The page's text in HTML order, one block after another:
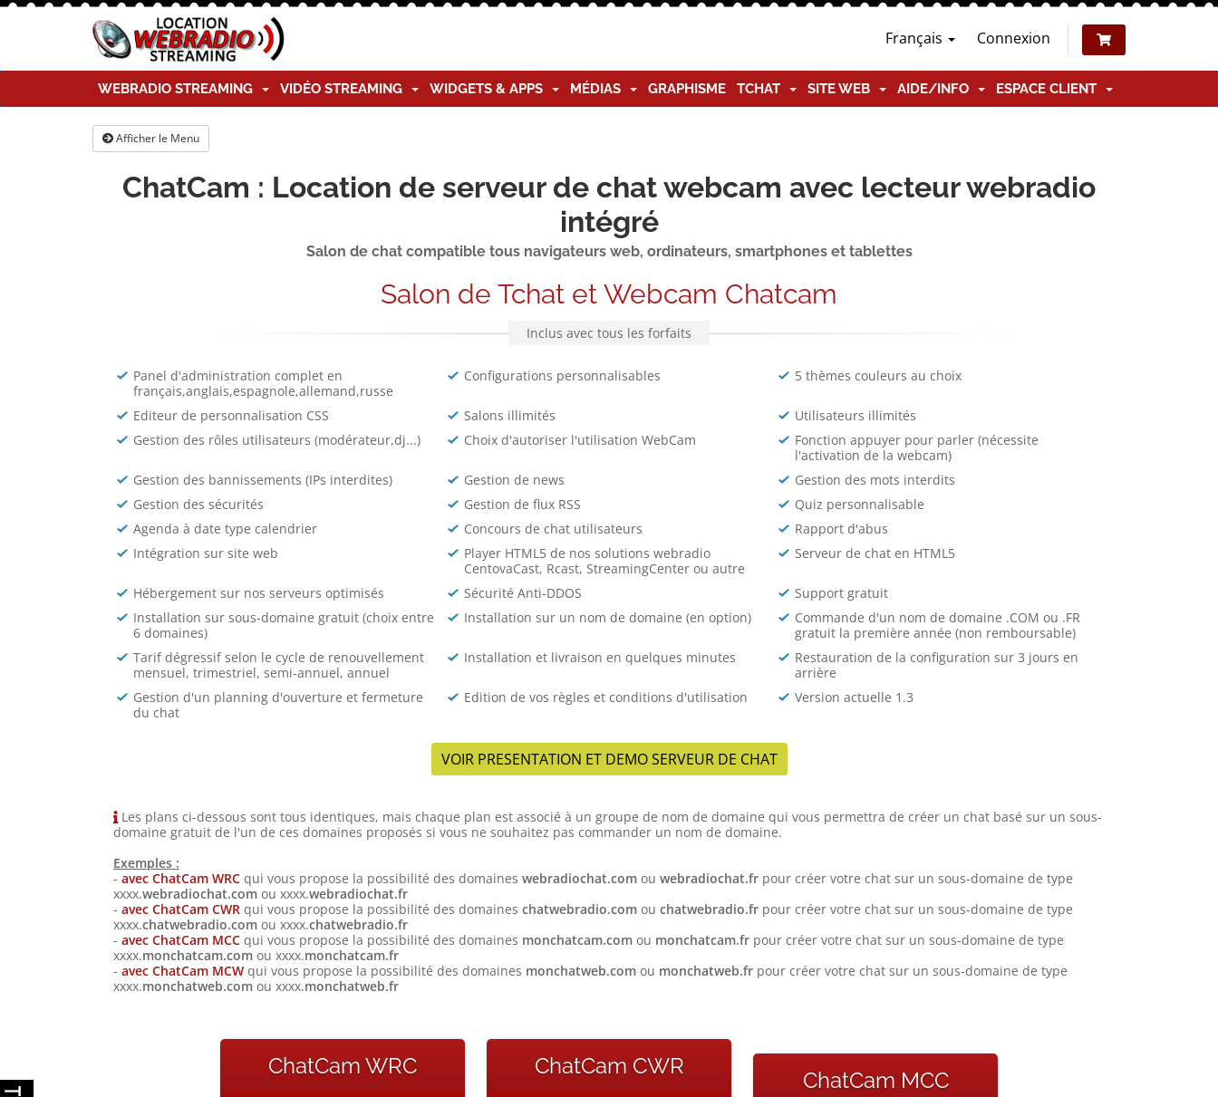
Français Connexion
WEBRADIO STREAMING VIDÉO STREAMING WIDGETS & APPS MÉDIAS GRAPHISME TCHAT SITE WEB AIDE/INFO ESPACE CLIENT
Afficher le Menu
ChatCam : Location de serveur de chat webcam avec lecteur webradio
intégré
Salon de chat compatible tous navigateurs web, ordinateurs, smartphones et tablettes
Salon de Tchat et Webcam Chatcam
Inclus avec tous les forfaits
Panel d'administration complet en
français,anglais,espagnole,allemand,russe
Configurations personnalisables 5 thèmes couleurs au choix
Editeur de personnalisation CSS Salons illimités
Utilisateurs illimités
Gestion des rôles utilisateurs (modérateur,dj...)
Choix d'autoriser l'utilisation WebCam
Fonction appuyer pour parler (nécessite
l'activation de la webcam)
Gestion des bannissements (IPs interdites)
Gestion de news
Gestion des mots interdits
Gestion des sécurités
Gestion de flux RSS
Quiz personnalisable
Agenda à date type calendrier
Concours de chat utilisateurs
Rapport d'abus
Intégration sur site web
Player HTML5 de nos solutions webradio
CentovaCast, Rcast, StreamingCenter ou autre
Serveur de chat en HTML5
Hébergement sur nos serveurs optimisés Sécurité Anti-DDOS
Support gratuit
Installation sur sous-domaine gratuit (choix entre
6 domaines)
Installation sur un nom de domaine (en option)
Commande d'un nom de domaine .COM ou .FR
gratuit la première année (non remboursable)
Tarif dégressif selon le cycle de renouvellement
mensuel, trimestriel, semi-annuel, annuel
Installation et livraison en quelques minutes
Restauration de la configuration sur 3 jours en
arrière
Gestion d'un planning d'ouverture et fermeture
du chat
Edition de vos règles et conditions d'utilisation Version actuelle 1.3
VOIR PRESENTATION ET DEMO SERVEUR DE CHAT
Les plans ci-dessous sont tous identiques, mais chaque plan est associé à un groupe de nom de domaine qui vous permettra de créer un chat basé sur un sous-
domaine gratuit de l'un de ces domaines proposés si vous ne souhaitez pas commander un nom de domaine.
Exemples :
- avec ChatCam WRCqui vous propose la possibilité des domaines webradiochat.comou webradiochat.frpour créer votre chat sur un sous-domaine de type
xxxx.webradiochat.comou xxxx.webradiochat.fr
- avec ChatCam CWRqui vous propose la possibilité des domaines chatwebradio.comou chatwebradio.frpour créer votre chat sur un sous-domaine de type
xxxx.chatwebradio.comou xxxx.chatwebradio.fr
- avec ChatCam MCCqui vous propose la possibilité des domaines monchatcam.comou monchatcam.frpour créer votre chat sur un sous-domaine de type
xxxx.monchatcam.comou xxxx.monchatcam.fr
- avec ChatCam MCWqui vous propose la possibilité des domaines monchatweb.comou monchatweb.frpour créer votre chat sur un sous-domaine de type
xxxx.monchatweb.comou xxxx.monchatweb.fr
ChatCam WRC ChatCam CWR
ChatCam MCC